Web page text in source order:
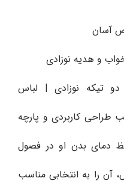
آسان
و هدیه نوزادی
تیکه نوزادی | لباس
طراحی کاربردی و پارچه
دمای بدن او در فصول
را به انتخابی مناسب